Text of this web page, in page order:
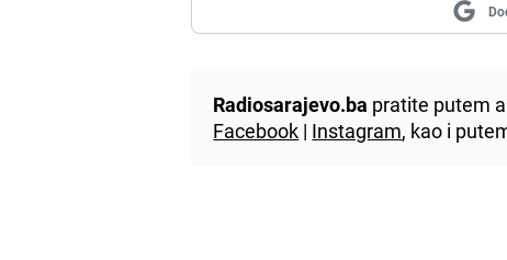
Radiosarajevo.ba pratite putem
Facebook | Instagram, kao i